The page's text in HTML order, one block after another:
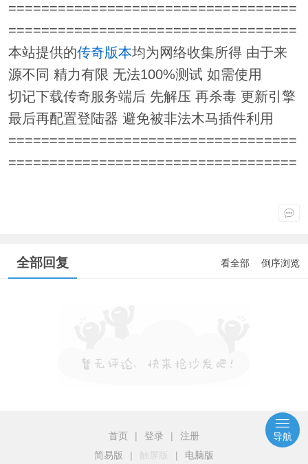
===================================
===================================
本站提供的传奇版本均为网络收集所得 由于来
源不同 精力有限 无法100%测试 如需使用
切记下载传奇服务端后 先解压 再杀毒 更新引擎
最后再配置登陆器 避免被非法木马插件利用
===================================
===================================
全部回复 看全部 倒序浏览
首页 | 登录 |
注册
简易版
| 触屏版 | 电脑版
导航